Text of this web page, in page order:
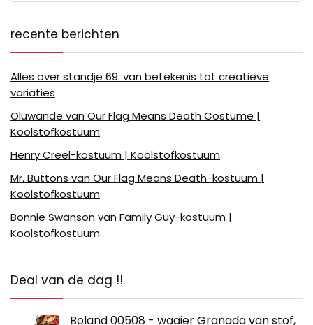
recente berichten
Alles over standje 69: van betekenis tot creatieve
variaties
Oluwande van Our Flag Means Death Costume |
Koolstofkostuum
Henry Creel-kostuum | Koolstofkostuum
Mr. Buttons van Our Flag Means Death-kostuum |
Koolstofkostuum
Bonnie Swanson van Family Guy-kostuum |
Koolstofkostuum
Deal van de dag !!
Boland 00508 - waaier Granada van stof,